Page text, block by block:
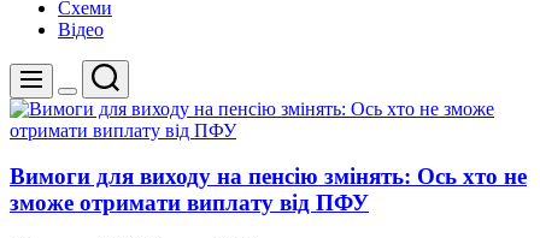
Схеми
Відео
Меню
Перемикач
кольорового
режиму
Пошук
Вимоги для виходу на пенсію змінять: Ось хто не
зможе отримати виплату від ПФУ